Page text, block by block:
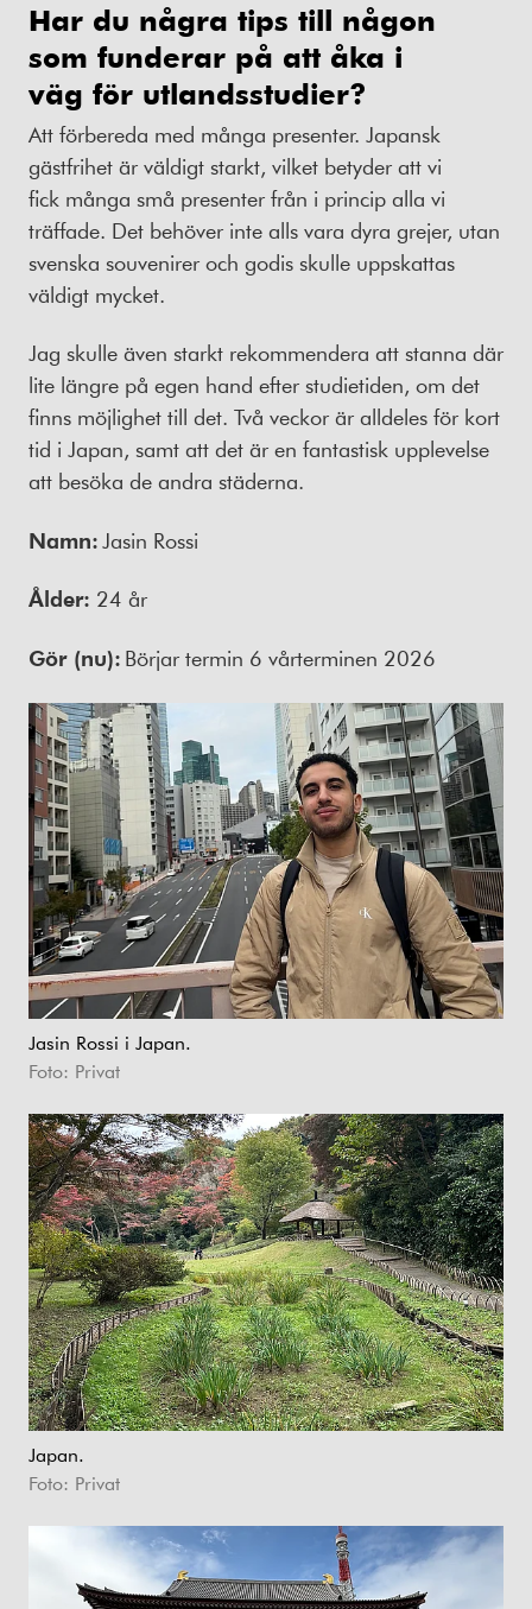
Har du några tips till någon
som funderar på att åka i
väg för utlandsstudier?
Att förbereda med många presenter. Japansk
gästfrihet är väldigt starkt, vilket betyder att vi
fick många små presenter från i princip alla vi
träffade. Det behöver inte alls vara dyra grejer, utan
svenska souvenirer och godis skulle uppskattas
väldigt mycket.
Jag skulle även starkt rekommendera att stanna där
lite längre på egen hand efter studietiden, om det
finns möjlighet till det. Två veckor är alldeles för kort
tid i Japan, samt att det är en fantastisk upplevelse
att besöka de andra städerna.
Namn:Jasin Rossi
Ålder: 24 år
Gör(nu): Börjar termin 6 vårterminen 2026
Jasin Rossi i Japan.
Foto: Privat
Japan.
Foto: Privat